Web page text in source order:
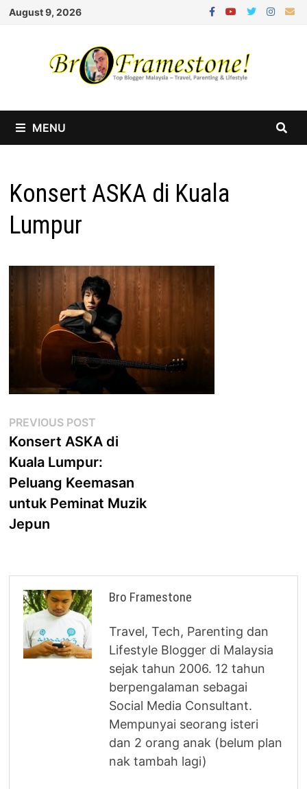
Skip
August 9, 2026
MENU
Konsert ASKA di Kuala
Lumpur
Post
navigation
PREVIOUS POST
post:
Konsert ASKA di
Kuala Lumpur:
Peluang Keemasan
untuk Peminat Muzik
Jepun
Bro Framestone
Travel, Tech, Parenting dan
Lifestyle Blogger di Malaysia
sejak tahun 2006. 12 tahun
berpengalaman sebagai
Social Media Consultant.
Mempunyai seorang isteri
dan 2 orang anak (belum plan
nak tambah lagi)